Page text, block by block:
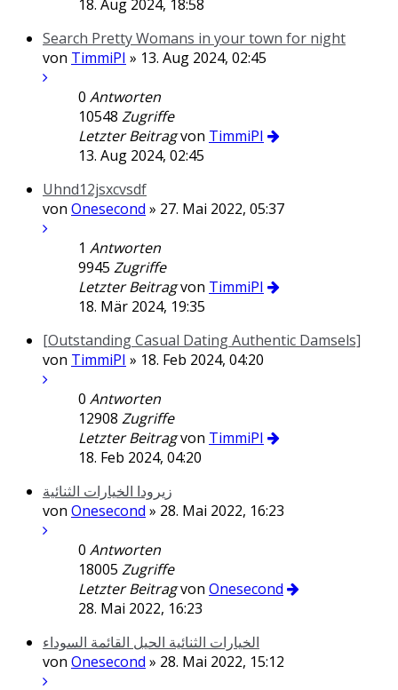
18. Aug 2024, 18:58
Search Pretty Womans in your town for night
von TimmiPI » 13. Aug 2024, 02:45
0 Antworten
10548 Zugriffe
Letzter Beitragvon TimmiPI
13. Aug 2024, 02:45
Uhnd12jsxcvsdf
von Onesecond » 27. Mai 2022, 05:37
1 Antworten
9945 Zugriffe
Letzter Beitragvon TimmiPI
18. Mär 2024, 19:35
[Outstanding Сasual Dating Authentic Damsels]
von TimmiPI » 18. Feb 2024, 04:20
0 Antworten
12908 Zugriffe
Letzter Beitragvon TimmiPI
18. Feb 2024, 04:20
زيرودا الخيارات الثنائية
von Onesecond » 28. Mai 2022, 16:23
0 Antworten
18005 Zugriffe
Letzter Beitragvon Onesecond
28. Mai 2022, 16:23
الخيارات الثنائية الحيل القائمة السوداء
von Onesecond » 28. Mai 2022, 15:12